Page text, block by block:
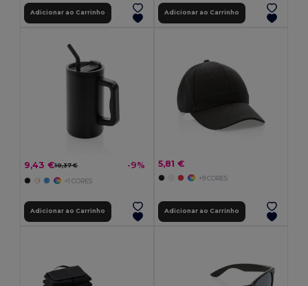
Adicionar ao Carrinho Adicionar ao Carrinho
9,43 €10,37 € -9%
+1 CORES
Adicionar ao Carrinho
5,81 €
+9 CORES
Adicionar ao Carrinho